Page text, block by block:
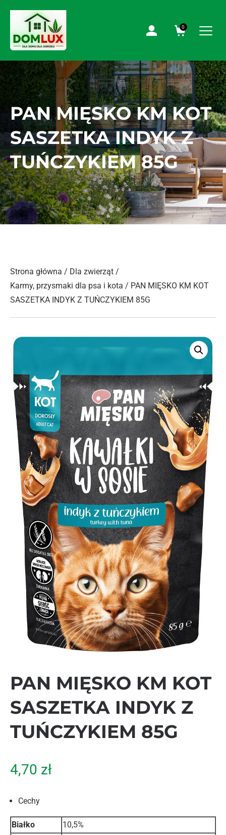
0
PAN MIĘSKO KM KOT
SASZETKA INDYK Z
TUŃCZYKIEM 85G
Strona główna / Dla zwierząt /
Karmy, przysmaki dla psa i kota / PAN MIĘSKO KM KOT
SASZETKA INDYK Z TUŃCZYKIEM 85G
PAN MIĘSKO KM KOT
SASZETKA INDYK Z
TUŃCZYKIEM 85G
4,70 zł
Cechy
Białko
10,5%